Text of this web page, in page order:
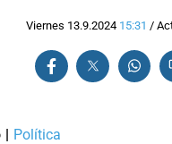
Viernes 13.9.2024 15:31 /
| Política